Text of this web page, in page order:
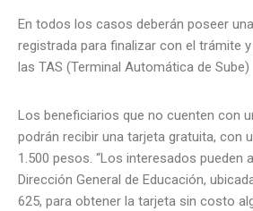
En todos los casos deberán poseer
registrada para finalizar con el trámite
las TAS (Terminal Automática de Sube)
Los beneficiarios que no cuenten con
podrán recibir una tarjeta gratuita, con
1.500 pesos. “Los interesados pueden
Dirección General de Educación,
625, para obtener la tarjeta sin costo